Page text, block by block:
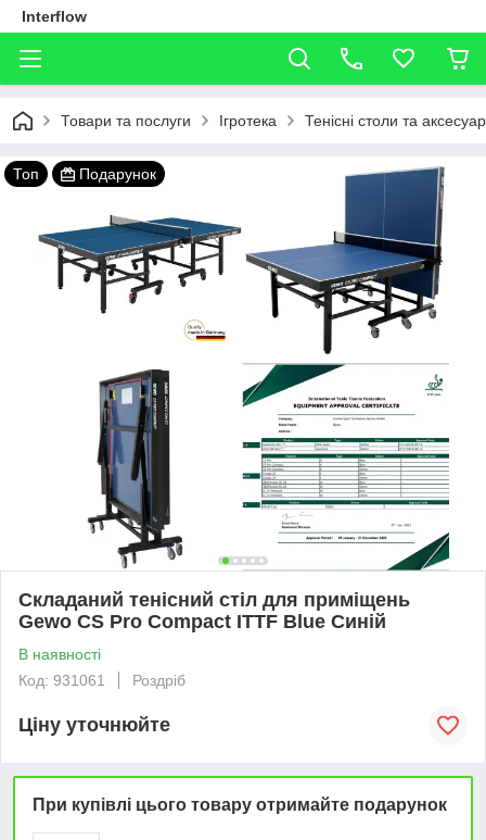
Interflow
Товари та послуги Ігротека Тенісні столи та
Топ Подарунок
Складаний тенісний стіл для приміщень
Gewo CS Pro Compact ITTF Blue Синій
В наявності
Код: 931061
Роздріб
Ціну уточнюйте
При купівлі цього товару отримайте подарунок